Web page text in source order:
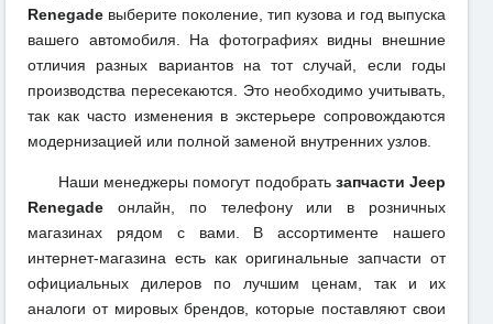
Renegade выберите поколение, тип кузова и год выпуска
вашего автомобиля. На фотографиях видны внешние
отличия разных вариантов на тот случай, если годы
производства пересекаются. Это необходимо учитывать,
так как часто изменения в экстерьере сопровождаются
модернизацией или полной заменой внутренних узлов.
Наши менеджеры помогут подобрать запчасти Jeep
Renegade онлайн, по телефону или в розничных
магазинах рядом с вами. В ассортименте нашего
интернет-магазина есть как оригинальные запчасти от
официальных дилеров по лучшим ценам, так и их
аналоги от мировых брендов, которые поставляют свои